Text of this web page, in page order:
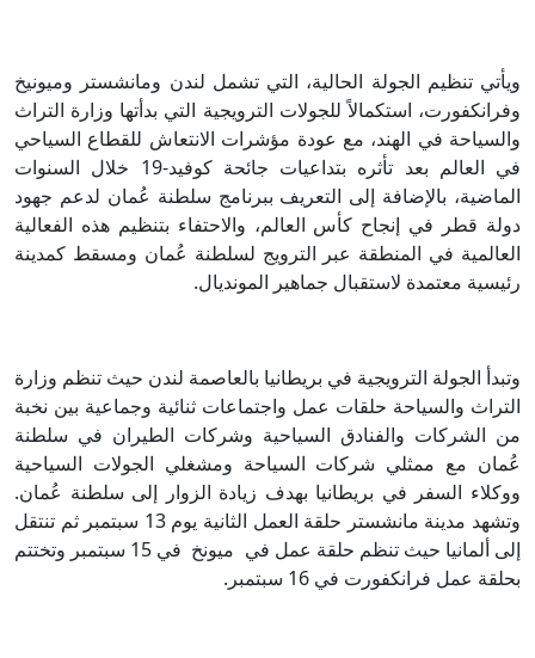
ويأتي تنظيم الجولة الحالية، التي تشمل لندن ومانشستر وميونيخ
وفرانكفورت، استكمالاً للجولات الترويجية التي بدأتها وزارة التراث
والسياحة في الهند، مع عودة مؤشرات الانتعاش للقطاع السياحي
في العالم بعد تأثره بتداعيات جائحة كوفيد-19 خلال السنوات
الماضية، بالإضافة إلى التعريف ببرنامج سلطنة عُمان لدعم جهود
دولة قطر في إنجاح كأس العالم، والاحتفاء بتنظيم هذه الفعالية
العالمية في المنطقة عبر الترويج لسلطنة عُمان ومسقط كمدينة
رئيسية معتمدة لاستقبال جماهير المونديال.
وتبدأ الجولة الترويجية في بريطانيا بالعاصمة لندن حيث تنظم وزارة
التراث والسياحة حلقات عمل واجتماعات ثنائية وجماعية بين نخبة
من الشركات والفنادق السياحية وشركات الطيران في سلطنة
عُمان مع ممثلي شركات السياحة ومشغلي الجولات السياحية
ووكلاء السفر في بريطانيا بهدف زيادة الزوار إلى سلطنة عُمان.
وتشهد مدينة مانشستر حلقة العمل الثانية يوم 13 سبتمبر ثم تنتقل
إلى ألمانيا حيث تنظم حلقة عمل في ميونخ في 15 سبتمبر وتختتم
بحلقة عمل فرانكفورت في 16 سبتمبر.